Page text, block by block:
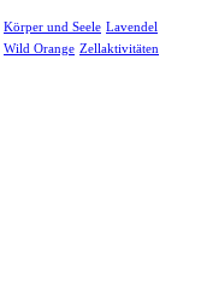
Körper und Seele Lavendel
Wild Orange Zellaktivitäten